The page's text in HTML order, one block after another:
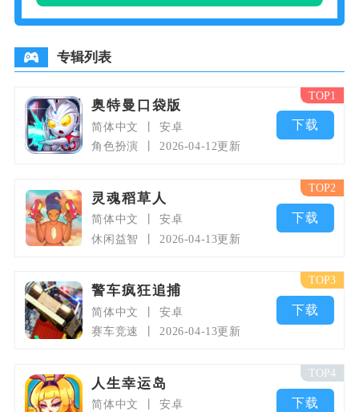
以及与物体交互的谜题等。只有正
确解答所有谜题，玩家才能解锁新
专辑列表
奥特曼口袋版
简体中文
安卓
角色扮演
2026-04-12更新
下载
TOP1
灵魂稻草人
简体中文
安卓
休闲益智
2026-04-13更新
下载
TOP2
警车疯狂追捕
简体中文
安卓
赛车竞速
2026-04-13更新
下载
TOP3
人生幸运岛
简体中文
安卓
下载
TOP4